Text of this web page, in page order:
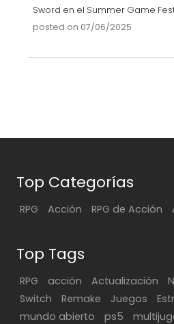
Sword en el Summer Game
posted on 07/06/2025
Top Categorías
RPG Acción RPG de Acción
Top Tags
RPG acción Actualización
Switch
Remake Juegos
mundo abierto
ps5